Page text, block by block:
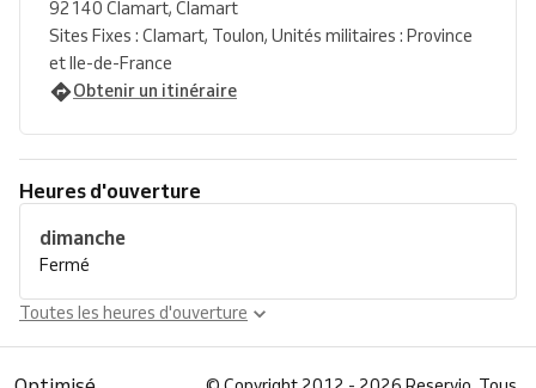
92140 Clamart, Clamart
Sites Fixes : Clamart, Toulon, Unités militaires : Province
et Ile-de-France
Obtenir un itinéraire
Heures d'ouverture
dimanche
Fermé
Toutes les heures d'ouverture